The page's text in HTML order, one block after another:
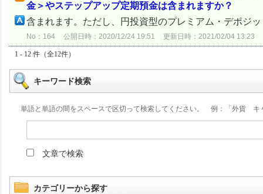
金＞やステップアップ定期預金は含まれますか？
含まれます。ただし、円投資型のプレミアム・デポジ
No：164 公開日時：2020/12/24 19:51 更新日時：2021/02/04 13:23
1 - 12 件（全12件）
キーワード検索
単語と単語の間をスペースで区切って検索してください。 例：「外貨 キ
文章で検索
カテゴリーから探す